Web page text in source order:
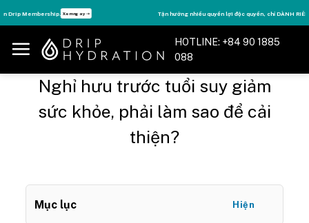
to
content
Tận hưởng nhiều quyền lợi độc quyền, chỉ DÀNH RIÊNG cho Member DripClub! Chi tiết ➝
HOTLINE: +84 90 1885
088
Nghỉ hưu trước tuổi suy giảm
sức khỏe, phải làm sao để cải
thiện?
Mục lục Hiện